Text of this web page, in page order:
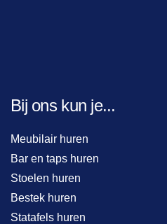
Bij ons kun je...
Meubilair huren
Bar en taps huren
Stoelen huren
Bestek huren
Statafels huren